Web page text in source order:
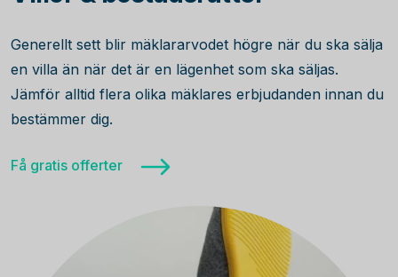
Generellt sett blir mäklararvodet högre när du ska sälja
en villa än när det är en lägenhet som ska säljas.
Jämför alltid flera olika mäklares erbjudanden innan du
bestämmer dig.
Få gratis offerter